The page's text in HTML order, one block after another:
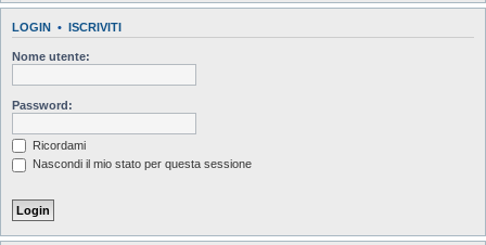
a
LOGIN • ISCRIVITI
Nome utente:
Password:
Ricordami
Nascondi il mio stato per questa sessione